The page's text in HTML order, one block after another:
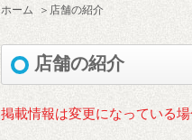
ホーム 店舗の紹介
店舗の紹介
掲載情報は変更になっている場